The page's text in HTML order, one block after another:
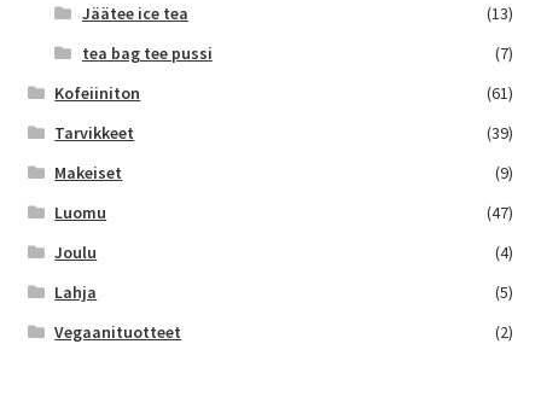
Jäätee ice tea
(13)
tea bag tee pussi
(7)
Kofeiiniton
(61)
Tarvikkeet
(39)
Makeiset
(9)
Luomu
(47)
Joulu
(4)
Lahja
(5)
Vegaanituotteet
(2)